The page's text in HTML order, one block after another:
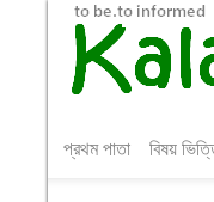
প্রথম পাতা বিষয়